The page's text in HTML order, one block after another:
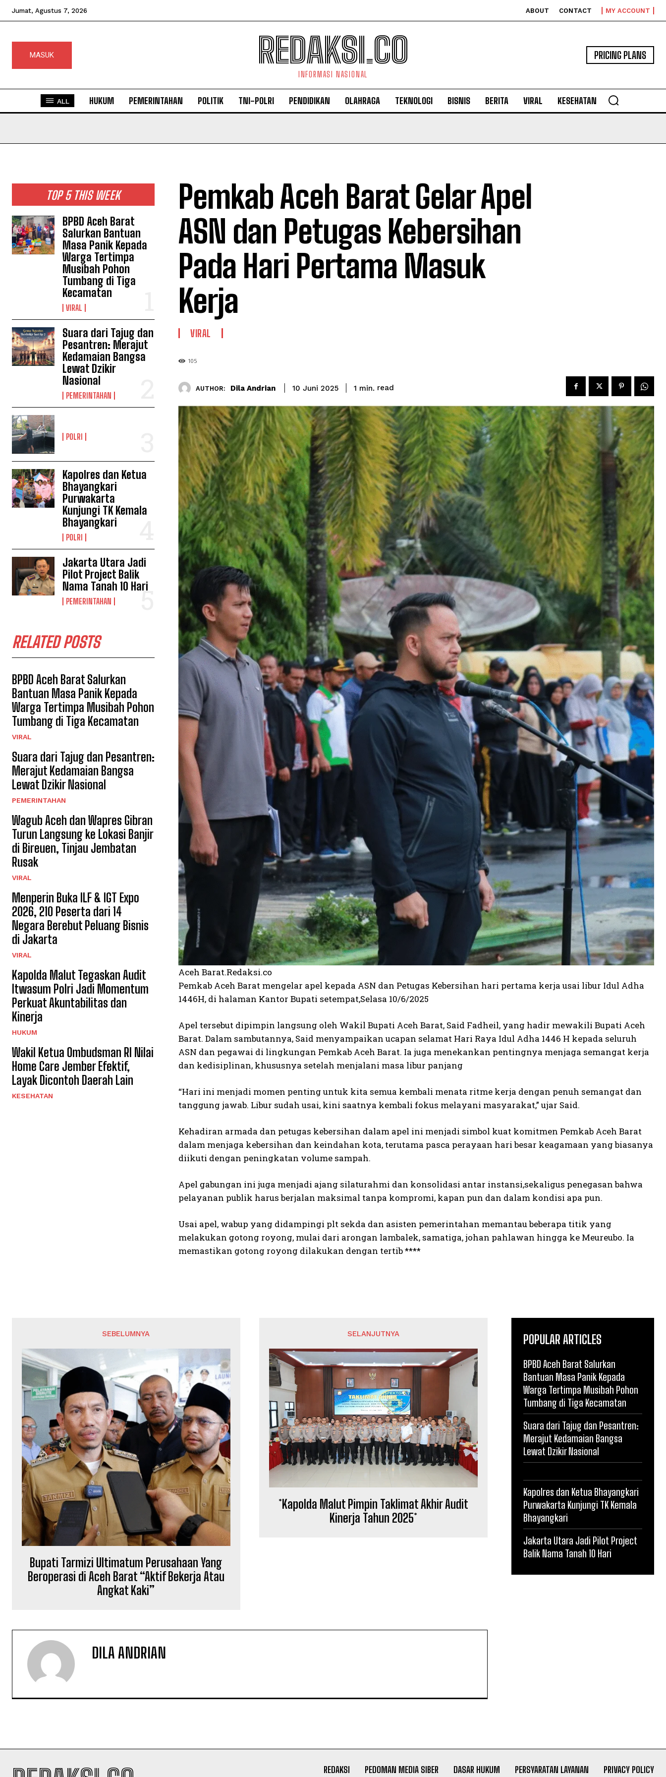
Jumat, Agustus 7, 2026 ABOUT CONTACT MY ACCOUNT
MASUK REDAKSI.CO
INFORMASI NASIONAL
PRICING PLANS
ALL HUKUM PEMERINTAHAN POLITIK TNI-POLRI PENDIDIKAN OLAHRAGA TEKNOLOGI BISNIS BERITA VIRAL KESEHATAN
TOP 5 THIS WEEK
BPBD Aceh Barat
Salurkan Bantuan
Masa Panik Kepada
Warga Tertimpa
Musibah Pohon
Tumbang di Tiga
Kecamatan
VIRAL
Suara dari Tajug dan
Pesantren: Merajut
Kedamaian Bangsa
Lewat Dzikir
Nasional
PEMERINTAHAN
POLRI
Kapolres dan Ketua
Bhayangkari
Purwakarta
Kunjungi TK Kemala
Bhayangkari
POLRI
Jakarta Utara Jadi
Pilot Project Balik
Nama Tanah 10 Hari
PEMERINTAHAN
RELATED POSTS
BPBD Aceh Barat Salurkan
Bantuan Masa Panik Kepada
Warga Tertimpa Musibah Pohon
Tumbang di Tiga Kecamatan
VIRAL
Suara dari Tajug dan Pesantren:
Merajut Kedamaian Bangsa
Lewat Dzikir Nasional
PEMERINTAHAN
Wagub Aceh dan Wapres Gibran
Turun Langsung ke Lokasi Banjir
di Bireuen, Tinjau Jembatan
Rusak
VIRAL
Menperin Buka ILF & IGT Expo
2026, 210 Peserta dari 14
Negara Berebut Peluang Bisnis
di Jakarta
VIRAL
Kapolda Malut Tegaskan Audit
Itwasum Polri Jadi Momentum
Perkuat Akuntabilitas dan
Kinerja
HUKUM
Wakil Ketua Ombudsman RI Nilai
Home Care Jember Efektif,
Layak Dicontoh Daerah Lain
KESEHATAN
Pemkab Aceh Barat Gelar Apel
ASN dan Petugas Kebersihan
Pada Hari Pertama Masuk
Kerja
VIRAL
105
AUTHOR: Dila Andrian 10 Juni 2025 1 min. read
Aceh Barat.Redaksi.co
Pemkab Aceh Barat mengelar apel kepada ASN dan Petugas Kebersihan hari pertama kerja usai libur Idul Adha
1446H, di halaman Kantor Bupati setempat,Selasa 10/6/2025
Apel tersebut dipimpin langsung oleh Wakil Bupati Aceh Barat, Said Fadheil, yang hadir mewakili Bupati Aceh
Barat. Dalam sambutannya, Said menyampaikan ucapan selamat Hari Raya Idul Adha 1446 H kepada seluruh
ASN dan pegawai di lingkungan Pemkab Aceh Barat. Ia juga menekankan pentingnya menjaga semangat kerja
dan kedisiplinan, khususnya setelah menjalani masa libur panjang
“Hari ini menjadi momen penting untuk kita semua kembali menata ritme kerja dengan penuh semangat dan
tanggung jawab. Libur sudah usai, kini saatnya kembali fokus melayani masyarakat,” ujar Said.
Kehadiran armada dan petugas kebersihan dalam apel ini menjadi simbol kuat komitmen Pemkab Aceh Barat
dalam menjaga kebersihan dan keindahan kota, terutama pasca perayaan hari besar keagamaan yang biasanya
diikuti dengan peningkatan volume sampah.
Apel gabungan ini juga menjadi ajang silaturahmi dan konsolidasi antar instansi,sekaligus penegasan bahwa
pelayanan publik harus berjalan maksimal tanpa kompromi, kapan pun dan dalam kondisi apa pun.
Usai apel, wabup yang didampingi plt sekda dan asisten pemerintahan memantau beberapa titik yang
melakukan gotong royong, mulai dari arongan lambalek, samatiga, johan pahlawan hingga ke Meureubo. Ia
memastikan gotong royong dilakukan dengan tertib ****
SEBELUMNYA
Bupati Tarmizi Ultimatum Perusahaan Yang
Beroperasi di Aceh Barat “Aktif Bekerja Atau
Angkat Kaki”
SELANJUTNYA
*Kapolda Malut Pimpin Taklimat Akhir Audit
Kinerja Tahun 2025*
DILA ANDRIAN
POPULAR ARTICLES
BPBD Aceh Barat Salurkan
Bantuan Masa Panik Kepada
Warga Tertimpa Musibah Pohon
Tumbang di Tiga Kecamatan
Suara dari Tajug dan Pesantren:
Merajut Kedamaian Bangsa
Lewat Dzikir Nasional
Kapolres dan Ketua Bhayangkari
Purwakarta Kunjungi TK Kemala
Bhayangkari
Jakarta Utara Jadi Pilot Project
Balik Nama Tanah 10 Hari
REDAKSI PEDOMAN MEDIA SIBER DASAR HUKUM PERSYARATAN LAYANAN PRIVACY POLICY